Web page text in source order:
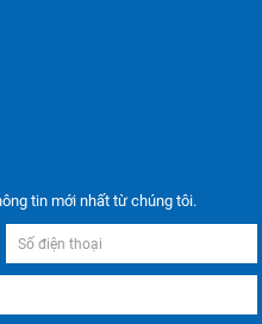
tin mới nhất từ chúng tôi.